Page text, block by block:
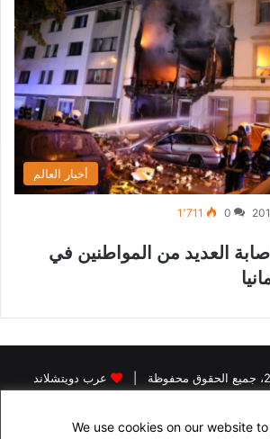
We use cookies on our website
أخبار العالم
0 1٬711
العديد من المواطنين في
عرب دويتشلاند
الجنسية الالمانية الاقامة الدائمة في المانيا